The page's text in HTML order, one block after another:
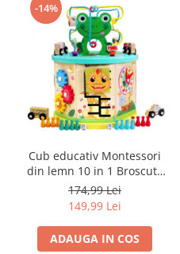
-14%
Cub educativ Montessori
din lemn 10 in 1 Broscuta
cu masinute si joc pescuit,
multicolor
174,99 Lei
149,99 Lei
ADAUGA IN COS